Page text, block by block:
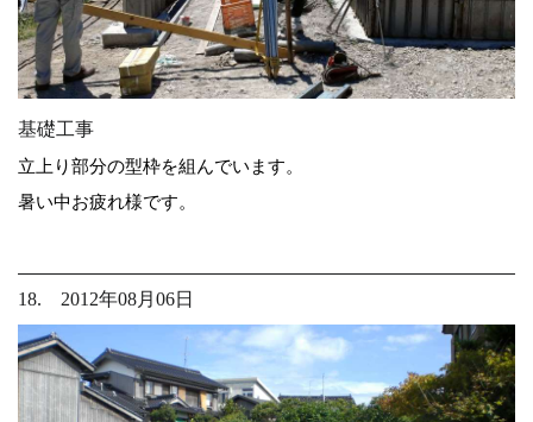
基礎工事
立上り部分の型枠を組んでいます。
暑い中お疲れ様です。
18. 2012年08月06日